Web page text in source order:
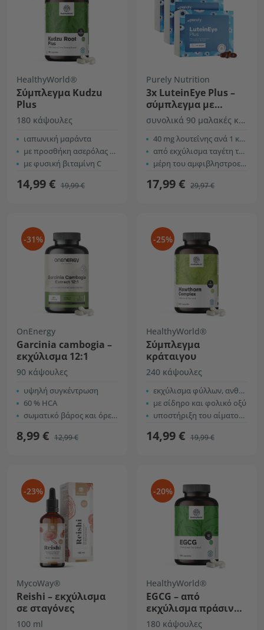
HealthyWorld®
Σύμπλεγμα Kudzu
Plus
180 κάψουλες
ιαπωνική μαράντα
με προσθήκη ασερόλας + βρώμης
με φυσική βιταμίνη C
14,99 € 19,99 €
Purely Nutrition
3x LuteinEye Plus –
σύμπλεγμα με
λουτεΐνη και
ζεαξανθίνη
συνολικά 90 μαλακές κάψουλες
40 mg λουτεΐνης ανά 1 κάψουλα
από εκχύλισμα ταγέτη του ορθόφυτου
μέρη του αμφιβληστροειδούς
17,99 € 29,97 €
-31%
OnEnergy
Garcinia cambogia –
εκχύλισμα 12:1
90 κάψουλες
υψηλή συγκέντρωση
60 % HCA
σωματικό βάρος και όρεξη
8,99 € 12,99 €
-25%
HealthyWorld®
Σύμπλεγμα
κράταιγου
240 κάψουλες
εκχύλισμα φύλλων, ανθέων και καρπών
με σίδηρο και φολικό οξύ
υποστήριξη του αίματος και μείωση της κούρασης
14,99 € 19,99 €
-23%
MycoWay®
Reishi – εκχύλισμα
σε σταγόνες
100 ml
-20%
HealthyWorld®
EGCG – από
εκχύλισμα πράσινου
τσαγιού
180 κάψουλες